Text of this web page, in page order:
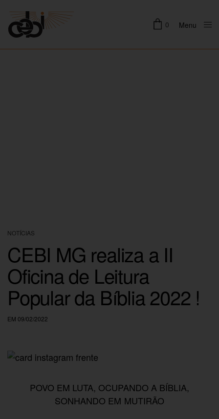
0 Menu
NOTÍCIAS
CEBI MG realiza a II
Oficina de Leitura
Popular da Bíblia 2022 !
EM 09/02/2022
POVO EM LUTA, OCUPANDO A BÍBLIA,
SONHANDO EM MUTIRÃO